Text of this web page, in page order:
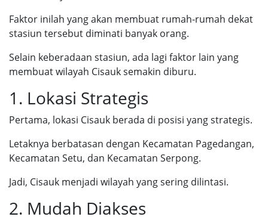
Faktor inilah yang akan membuat rumah-rumah dekat
stasiun tersebut diminati banyak orang.
Selain keberadaan stasiun, ada lagi faktor lain yang
membuat wilayah Cisauk semakin diburu.
1. Lokasi Strategis
Pertama, lokasi Cisauk berada di posisi yang strategis.
Letaknya berbatasan dengan Kecamatan Pagedangan,
Kecamatan Setu, dan Kecamatan Serpong.
Jadi, Cisauk menjadi wilayah yang sering dilintasi.
2. Mudah Diakses